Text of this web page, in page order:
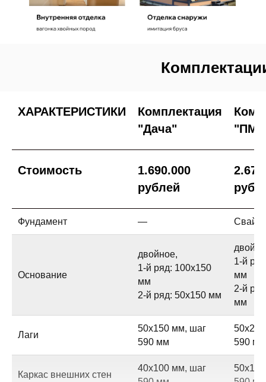
ХАРАКТЕРИСТИКИ
Комплектация
"Дача"
Стоимость
1.690.000
рублей
Фундамент —
Основание
двойное,
1-й ряд: 100х150
мм
2-й ряд: 50х150 мм
1-й
мм
2-й
мм
Лаги
50х150 мм, шаг
590 мм
590 мм
Каркас внешних стен
40х100 мм, шаг